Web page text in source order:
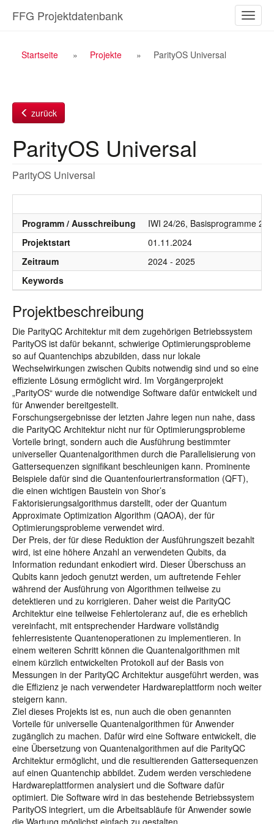
Inhalt
ein-/
FFG Projektdatenbank
Breadcrumb
Startseite Projekte ParityOS Universal
zurück
ParityOS Universal
ParityOS Universal
Programm / Ausschreibung
IWI 24/26, Basisprogramme
Projektstart
01.11.2024
Zeitraum
2024 - 2025
Keywords
Projektbeschreibung
Die ParityQC Architektur mit dem zugehörigen Betriebssystem
ParityOS ist dafür bekannt, schwierige Optimierungsprobleme
so auf Quantenchips abzubilden, dass nur lokale
Wechselwirkungen zwischen Qubits notwendig sind und so eine
effiziente Lösung ermöglicht wird. Im Vorgängerprojekt
„ParityOS“ wurde die notwendige Software dafür entwickelt und
für Anwender bereitgestellt.
Forschungsergebnisse der letzten Jahre legen nun nahe, dass
die ParityQC Architektur nicht nur für Optimierungsprobleme
Vorteile bringt, sondern auch die Ausführung bestimmter
universeller Quantenalgorithmen durch die Parallelisierung von
Gattersequenzen signifikant beschleunigen kann. Prominente
Beispiele dafür sind die Quantenfouriertransformation (QFT),
die einen wichtigen Baustein von Shor’s
Faktorisierungsalgorithmus darstellt, oder der Quantum
Approximate Optimization Algorithm (QAOA), der für
Optimierungsprobleme verwendet wird.
Der Preis, der für diese Reduktion der Ausführungszeit bezahlt
wird, ist eine höhere Anzahl an verwendeten Qubits, da
Information redundant enkodiert wird. Dieser Überschuss an
Qubits kann jedoch genutzt werden, um auftretende Fehler
während der Ausführung von Algorithmen teilweise zu
detektieren und zu korrigieren. Daher weist die ParityQC
Architektur eine teilweise Fehlertoleranz auf, die es erheblich
vereinfacht, mit entsprechender Hardware vollständig
fehlerresistente Quantenoperationen zu implementieren. In
einem weiteren Schritt können die Quantenalgorithmen mit
einem kürzlich entwickelten Protokoll auf der Basis von
Messungen in der ParityQC Architektur ausgeführt werden, was
die Effizienz je nach verwendeter Hardwareplattform noch weiter
steigern kann.
Ziel dieses Projekts ist es, nun auch die oben genannten
Vorteile für universelle Quantenalgorithmen für Anwender
zugänglich zu machen. Dafür wird eine Software entwickelt, die
eine Übersetzung von Quantenalgorithmen auf die ParityQC
Architektur ermöglicht, und die resultierenden Gattersequenzen
auf einen Quantenchip abbildet. Zudem werden verschiedene
Hardwareplattformen analysiert und die Software dafür
optimiert. Die Software wird in das bestehende Betriebssystem
ParityOS integriert, um die Arbeitsabläufe für Anwender sowie
die Wartung möglichst einfach zu gestalten.